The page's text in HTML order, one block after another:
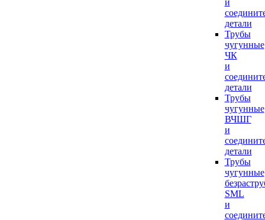
и
детали
Трубы
чугунные
ЧК
и
детали
Трубы
чугунные
ВЧШГ
и
детали
Трубы
чугунные
SML
и